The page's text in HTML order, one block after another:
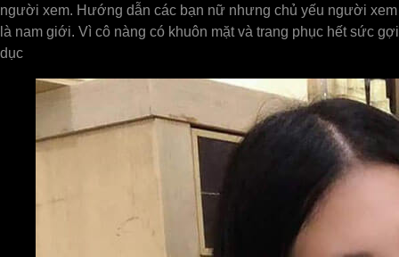
người xem. Hướng dẫn các bạn nữ nhưng chủ yếu người xem
là nam giới. Vì cô nàng có khuôn mặt và trang phục hết sức gợi
dục